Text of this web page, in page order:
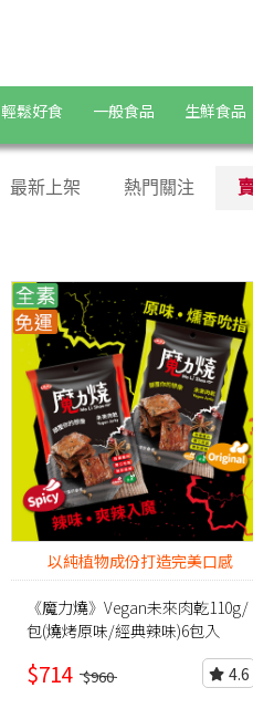
輕鬆好食 一般食品 生鮮食品
最新上架 熱門關注
以純植物成份打造完美口感
《魔力燒》Vegan未來肉乾110g/
包(燒烤原味/經典辣味)6包入
$714 $960 4.6